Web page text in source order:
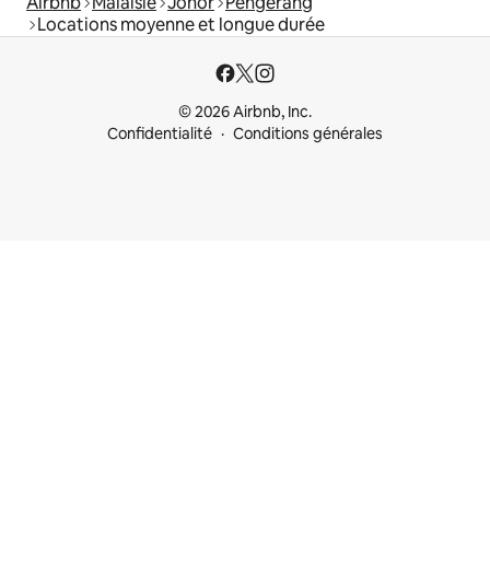
Locations moyenne et longue durée
© 2026 Airbnb, Inc.
Confidentialité
Conditions générales